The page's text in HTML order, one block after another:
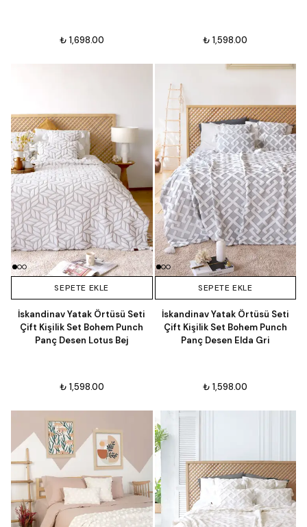
₺ 1,698.00 ₺ 1,598.00
SEPETE EKLE
İskandinav Yatak Örtüsü Seti
Çift Kişilik Set Bohem Punch
Panç Desen Lotus Bej
₺ 1,598.00
SEPETE EKLE
İskandinav Yatak Örtüsü Seti
Çift Kişilik Set Bohem Punch
Panç Desen Elda Gri
₺ 1,598.00